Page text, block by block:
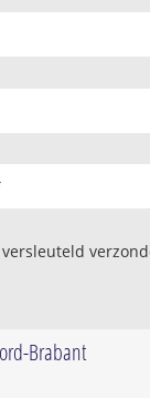
Brabant